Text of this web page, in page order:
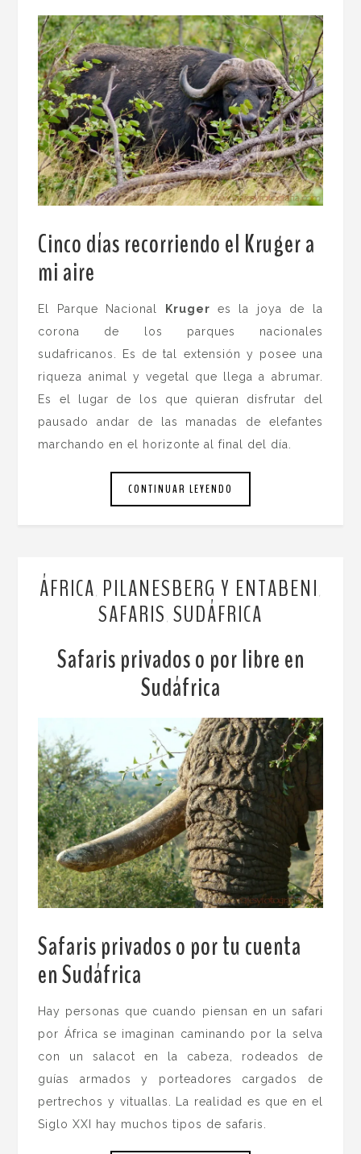
Cinco días recorriendo el Kruger a
mi aire
El Parque Nacional Kruger es la joya de la
corona de los parques nacionales
sudafricanos. Es de tal extensión y posee una
riqueza animal y vegetal que llega a abrumar.
Es el lugar de los que quieran disfrutar del
pausado andar de las manadas de elefantes
marchando en el horizonte al final del día.
CONTINUAR LEYENDO
ÁFRICA PILANESBERG Y ENTABENI
SAFARIS SUDÁFRICA
Safaris privados o por libre en
Sudáfrica
Safaris privados o por tu cuenta
en Sudáfrica
Hay personas que cuando piensan en un safari
por África se imaginan caminando por la selva
con un salacot en la cabeza, rodeados de
guías armados y porteadores cargados de
pertrechos y vituallas. La realidad es que en el
Siglo XXI hay muchos tipos de safaris.